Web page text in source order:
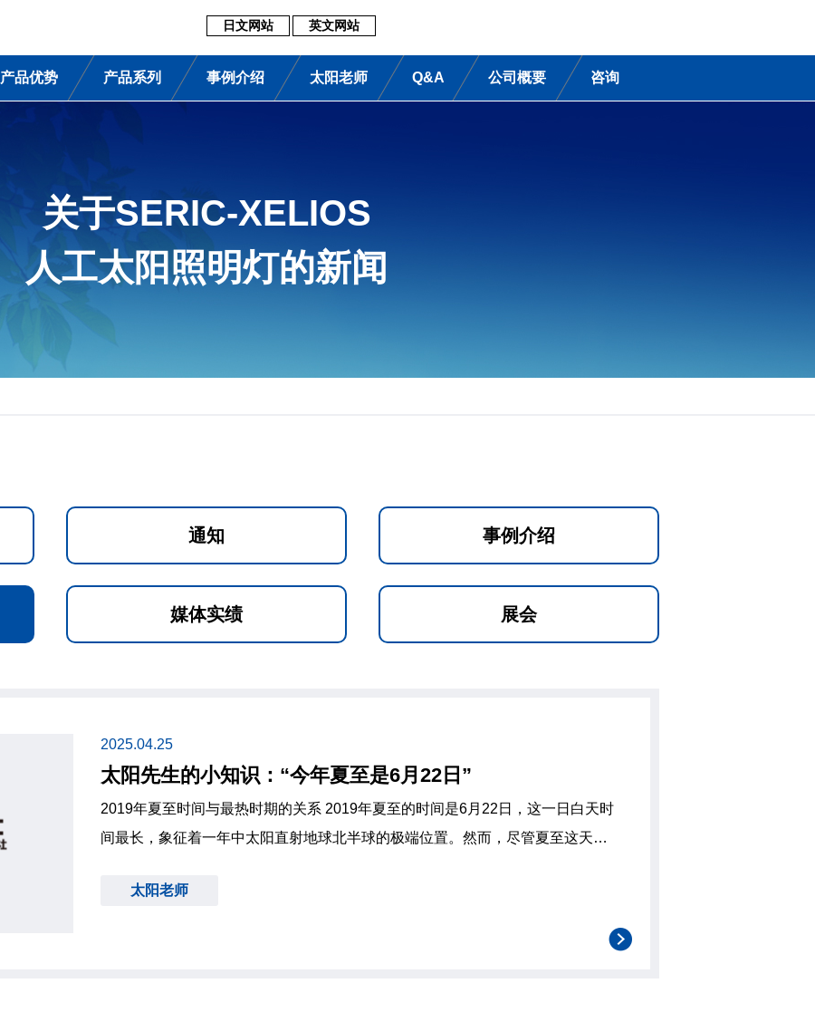
日文网站 英文网站
产品优势 产品系列 事例介绍 太阳老师 Q&A 公司概要 咨询
关于SERIC-XELIOS
人工太阳照明灯的新闻
通知 事例介绍
媒体实绩 展会
2025.04.25
太阳先生的小知识：“今年夏至是6月22日”
2019年夏至时间与最热时期的关系 2019年夏至的时间是6月22日，这一日白天时
间最长，象征着一年中太阳直射地球北半球的极端位置。然而，尽管夏至这天白
很多人都知道，夏至是一年中白昼最长的一天，但为什么最高气温的时期却比夏
太阳老师